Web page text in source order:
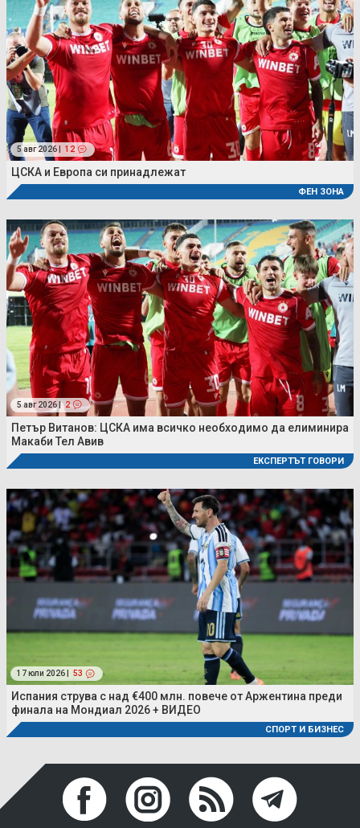
5 авг 2026 | 12
ЦСКА и Европа си принадлежат
ФЕН ЗОНА
5 авг 2026 | 2
Петър Витанов: ЦСКА има всичко необходимо да елиминира
Макаби Тел Авив
ЕКСПЕРТЪТ ГОВОРИ
17 юли 2026 | 53
Испания струва с над €400 млн. повече от Аржентина преди
финала на Мондиал 2026 + ВИДЕО
СПОРТ И БИЗНЕС